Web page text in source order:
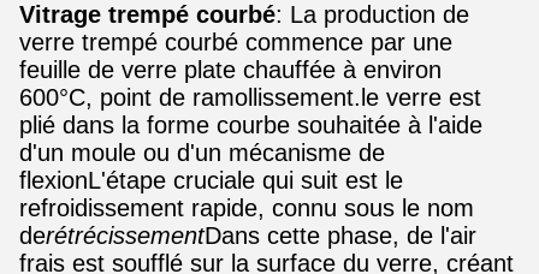
Vitrage trempé courbé: La production de
verre trempé courbé commence par une
feuille de verre plate chauffée à environ
600°C, point de ramollissement.le verre est
plié dans la forme courbe souhaitée à l'aide
d'un moule ou d'un mécanisme de
flexionL'étape cruciale qui suit est le
refroidissement rapide, connu sous le nom
derétrécissementDans cette phase, de l'air
frais est soufflé sur la surface du verre, créant